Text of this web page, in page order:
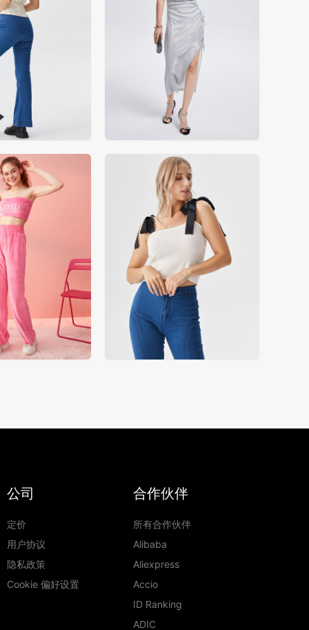
公司
定价
用户协议
隐私政策
Cookie 偏好设置
合作伙伴
所有合作伙伴
Alibaba
Aliexpress
Accio
ID Ranking
ADIC